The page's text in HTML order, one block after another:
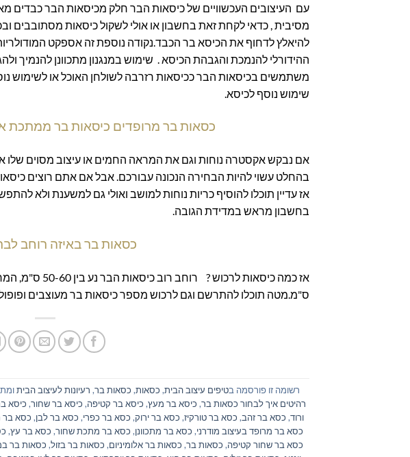
עם העיצובים העכשוויים של כיסאות הבר חלק מכיסאות הבר כבדים
מסיבית , כדאי לקחת זאת בחשבון או אולי לשקול כיסאות מסתובבים
להיאלץ לדחוף את הכיסא בר הכבד.נקודה נוספת זה אספקט
ההידורלי להנמכת והגבהת הכיסא . שימוש במנגנון מתכוונן להנמיך
משתמשים בכיסאות הבר ככיסאות רזרבה לשולחן האוכל או לשימוש
שימוש נוסף לכיסא.
כסאות בר מרופדים כיסאות בר ממתכת
אם נבקש אקסטרה נוחות וגם את המראה החמים או עיצוב מסוים שלו
בהחלט עשוי להיות הבחירה הנכונה עבורכם. אבל אם אתם רוצים
אז עדיין תוכלו להוסיף כריות נוחות למושב ואולי גם למשענת ולא
בחשבון מראש במדידת הגובה.
כסאות בר באיזה רוחב
ס"מ.מטה תוכלו להתרשם וגם לרכוש מספר כיסאות בר מעוצבים
רשומה זו פורסמה בטיפים עיצוב הבית, כסאות, כסאות בר, רעיונות לעיצוב הבית
רהיטים איך לבחור כסאות בר, כיסא בר מעץ, כיסא בר קטיפה, כיסא בר שחור, כיסא
ורוד, כסא בר זהב, כסא בר טורקיז, כסא בר ירוק, כסא בר כפרי, כסא בר לבן, כסא בר
כסא בר מרופד בעיצוב מודרני, כסא בר מתכוונן, כסא בר מתכת שחור, כסא בר עץ,
כסא בר שחור קטיפה, כסאות בר, כסאות בר אלומיניום, כסאות בר בזול, כסאות בר